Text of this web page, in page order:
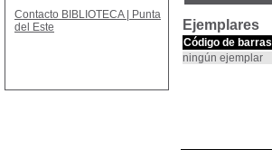
Ejemplares
Código de barras
ningún ejemplar
Contacto BIBLIOTECA | Punta
del Este